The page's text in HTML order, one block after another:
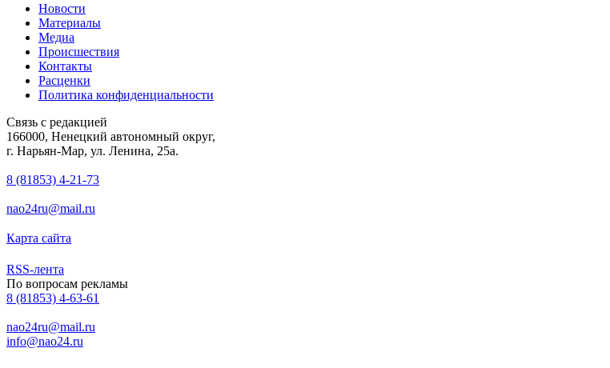
Новости
Материалы
Медиа
Происшествия
Контакты
Расценки
Политика конфиденциальности
Связь с редакцией
166000, Ненецкий автономный округ,
г. Нарьян-Мар, ул. Ленина, 25а.
8 (81853) 4-21-73
nao24ru@mail.ru
Карта сайта
RSS-лента
По вопросам рекламы
8 (81853) 4-63-61
nao24ru@mail.ru
info@nao24.ru